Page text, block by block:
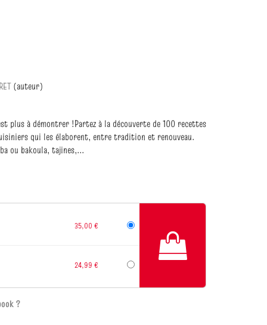
(auteur)
plus à démontrer !Partez à la découverte de 100 recettes
qui les élaborent, entre tradition et renouveau.
ou bakoula, tajines,...
35,00 €
24,99 €
?